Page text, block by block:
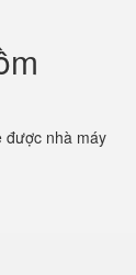
được nhà máy